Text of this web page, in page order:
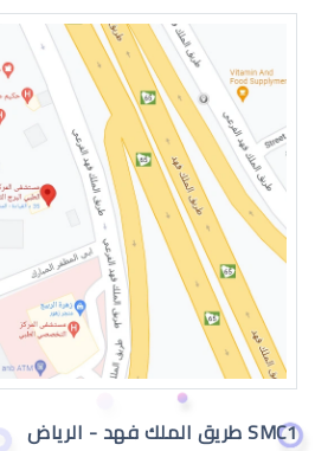
الماء الازرق للعين
اعراض الماء الازرق بالعين
SMC1 طريق الملك فهد - الرياض